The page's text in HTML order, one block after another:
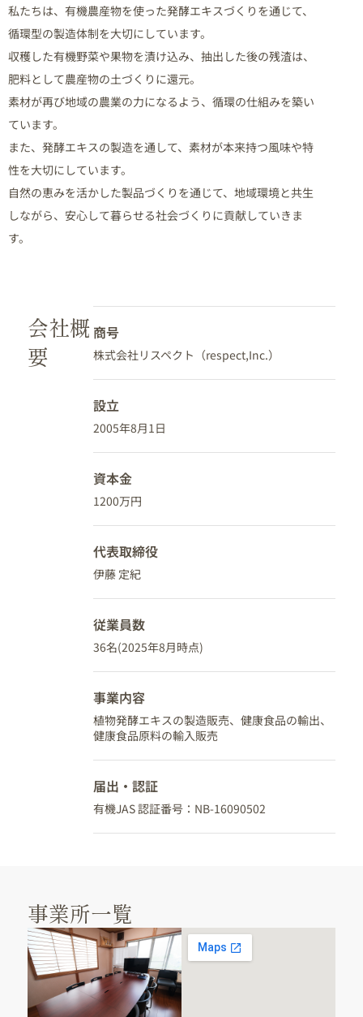
私たちは、有機農産物を使った発酵エキスづくりを通じて、
循環型の製造体制を大切にしています。
収穫した有機野菜や果物を漬け込み、抽出した後の残渣は、
肥料として農産物の土づくりに還元。
素材が再び地域の農業の力になるよう、循環の仕組みを築い
ています。
また、発酵エキスの製造を通して、素材が本来持つ風味や特
性を大切にしています。
自然の恵みを活かした製品づくりを通じて、地域環境と共生
しながら、安心して暮らせる社会づくりに貢献していきま
す。
会社概
要
商号
株式会社リスペクト（respect,Inc.）
設立
2005年8月1日
資本金
1200万円
代表取締役
伊藤 定紀
従業員数
36名(2025年8月時点)
事業内容
植物発酵エキスの製造販売、健康食品の輸出、
健康食品原料の輸入販売
届出・認証
有機JAS 認証番号：NB-16090502
事業所一覧